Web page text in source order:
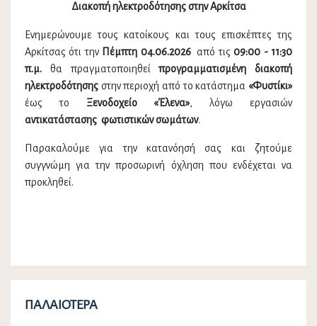
Διακοπή ηλεκτροδότησης στην Αρκίτσα
Ενημερώνουμε τους κατοίκους και τους επισκέπτες της
Αρκίτσας ότι την Πέμπτη 04.06.2026από τις09:00 - 11:30
π.μ. θα πραγματοποιηθείπρογραμματισμένη διακοπή
ηλεκτροδότησης στην περιοχή από το κατάστημα «Φυστίκι»
έως το Ξενοδοχείο «Έλενα», λόγω εργασιών
αντικατάστασης φωτιστικών σωμάτων.
Παρακαλούμε για την κατανόησή σας και ζητούμε
συγγνώμη για την προσωρινή όχληση που ενδέχεται να
προκληθεί.
ΠΑΛΑΙΌΤΕΡΑ